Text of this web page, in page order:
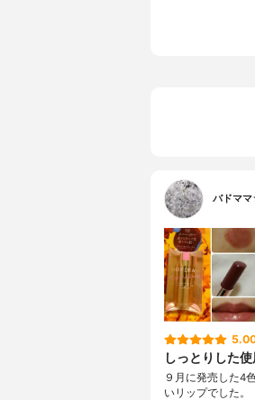
バドマ
しっとりした
９月に発売した4
いリップでした。